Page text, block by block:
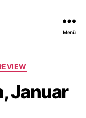
Menü
Januar